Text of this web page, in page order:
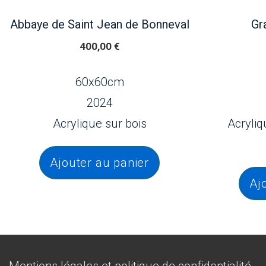
Abbaye de Saint Jean de Bonneval
400,00 €
60x60cm
2024
Acrylique sur bois
Ajouter au panier